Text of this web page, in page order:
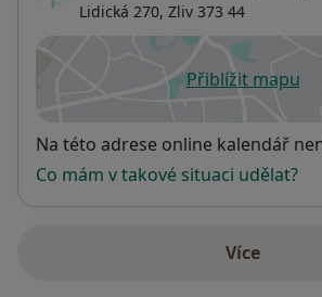
Lidická 270, Zliv 373 44
Přiblížit mapu
se otevře
Dostupnost
Na této adrese online kalendář
Co mám v takové situaci udělat?
Víceo adrese